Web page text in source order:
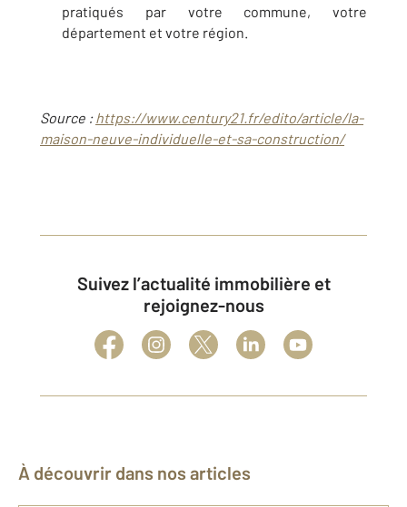
pratiqués par votre commune, votre
département et votre région.
Source : https://www.century21.fr/edito/article/la-
maison-neuve-individuelle-et-sa-construction/
Suivez l’actualité immobilière et
rejoignez-nous
À découvrir dans nos articles